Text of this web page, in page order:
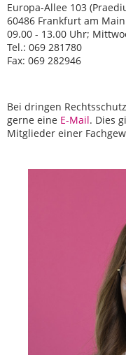
Europa-Allee 103
60486 Frankfurt
09.00 - 13.00 Uhr;
Tel.: 069
Fax: 069 282946
Bei dringen
gerne eine E-Mail. Dies
Mitglieder einer